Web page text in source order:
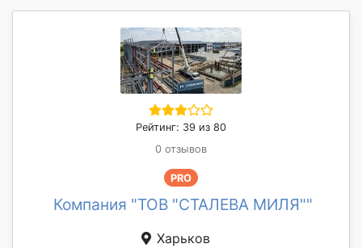
Рейтинг: 39 из 80
0 отзывов
PRO
Компания "ТОВ "СТАЛЕВА МИЛЯ""
Харьков